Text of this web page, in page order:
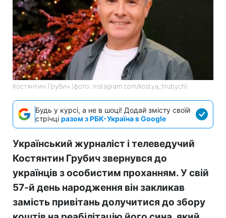
Костянтин Грубич (фото: instagram.com/kostya_hrubych)
Будь у курсі, а не в шоці! Додай змісту своїй
стрічці разом з РБК-Україна в Google
Український журналіст і телеведучий
Костянтин Грубич звернувся до
українців з особистим проханням. У свій
57-й день народження він закликав
замість привітань долучитися до збору